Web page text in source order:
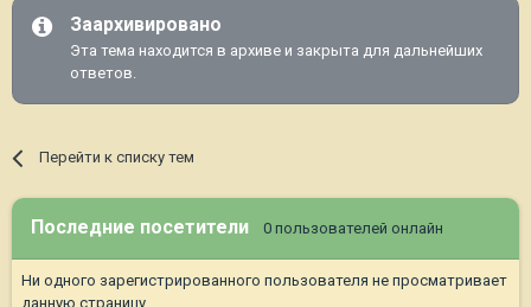
Заархивировано
Эта тема находится в архиве и закрыта для дальнейших
ответов.
Перейти к списку тем
Последние посетители 0 пользователей онлайн
Ни одного зарегистрированного пользователя не просматривает
данную страницу